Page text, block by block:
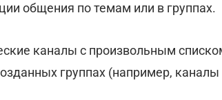
общения по темам или в группах.
каналы с произвольным
группах (например, каналы